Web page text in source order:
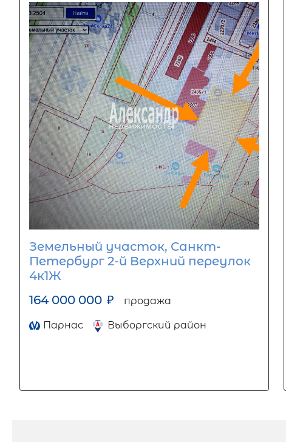
Земельный участок, Санкт-
Петербург 2-й Верхний переулок
4к1Ж
164 000 000 ₽ продажа
Парнас Выборгский район